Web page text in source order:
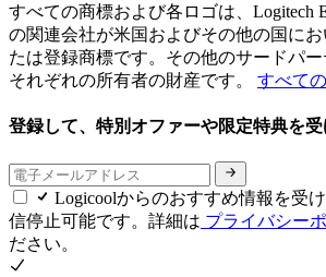
すべての商標および各ロゴは、Logitech
の関連会社が米国およびその他の国に
たは登録商標です。その他のサードパー
それぞれの所有者の財産です。 すべて
登録して、特別オファーや限定特典を受
Logicoolからのおすすめ情報を受
信停止可能です。詳細は プライバシー
ださい。